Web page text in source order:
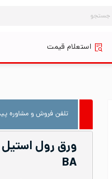
برای:
استعلام قیمت
تلفن فروش و مشاوره
BA